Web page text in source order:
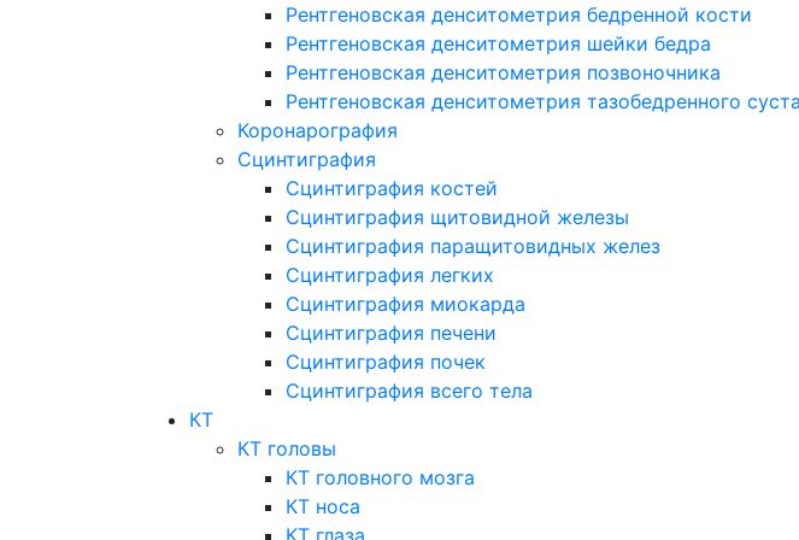
Рентгеновская денситометрия бедренной кости
Рентгеновская денситометрия шейки бедра
Рентгеновская денситометрия позвоночника
Рентгеновская денситометрия тазобедренного
Коронарография
Сцинтиграфия
Сцинтиграфия костей
Сцинтиграфия щитовидной железы
Сцинтиграфия паращитовидных желез
Сцинтиграфия легких
Сцинтиграфия миокарда
Сцинтиграфия печени
Сцинтиграфия почек
Сцинтиграфия всего тела
КТ
КТ головы
КТ головного мозга
КТ носа
КТ глаза